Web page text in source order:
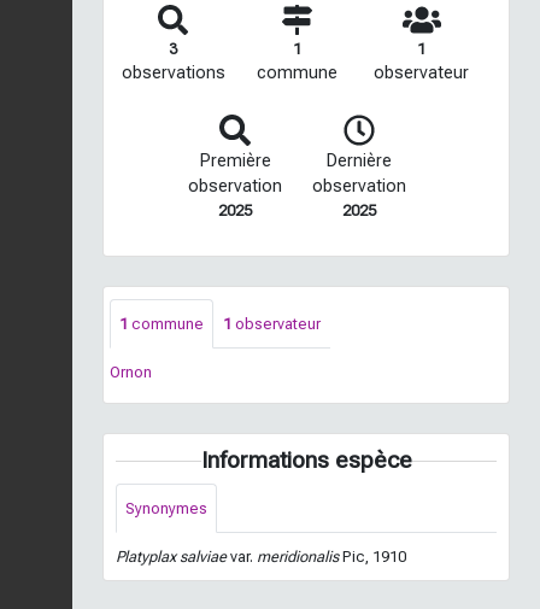
3
observations
1
commune
1
observateur
Première
observation
2025
Dernière
observation
2025
1 commune 1 observateur
Ornon
Informations espèce
Synonymes
Platyplax salviaevar. meridionalisPic, 1910